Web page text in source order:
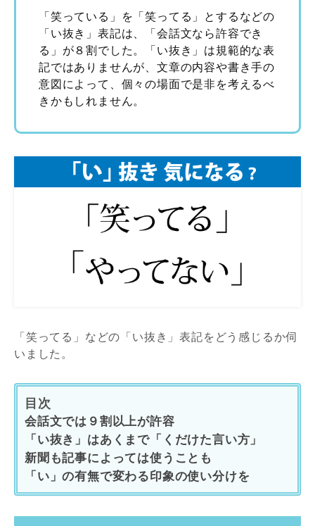
「笑っている」を「笑ってる」とするなどの
「い抜き」表記は、「会話文なら許容でき
る」が８割でした。「い抜き」は規範的な表
記ではありませんが、文章の内容や書き手の
意図によって、個々の場面で是非を考えるべ
きかもしれません。
「笑ってる」などの「い抜き」表記をどう感じるか伺
いました。
目次
会話文では９割以上が許容
「い抜き」はあくまで「くだけた言い方」
新聞も記事によっては使うことも
「い」の有無で変わる印象の使い分けを